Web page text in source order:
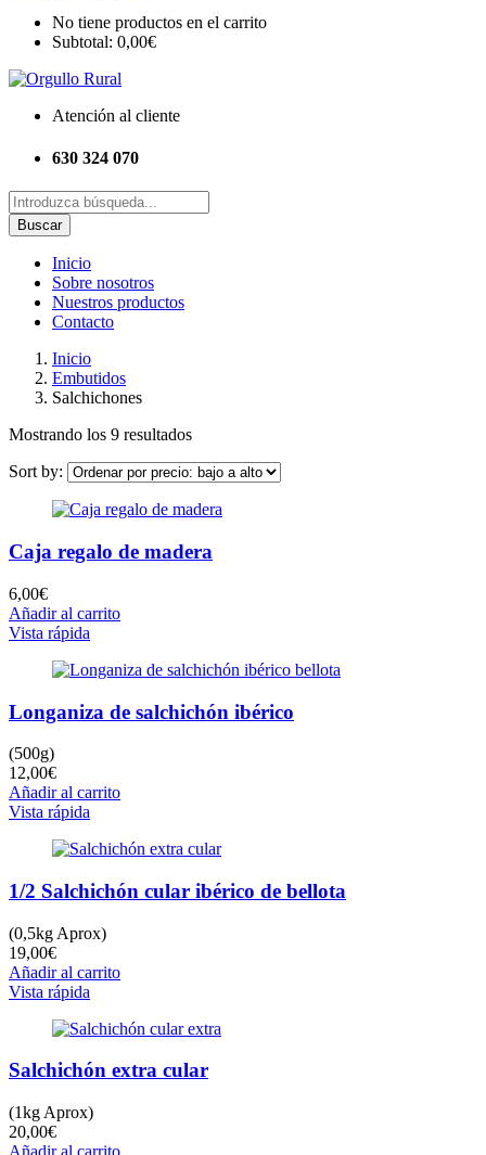
No tiene productos en el carrito
Subtotal: 0,00€
Atención al cliente
630 324 070
Buscar
Inicio
Sobre nosotros
Nuestros productos
Contacto
Inicio
Embutidos
Salchichones
Mostrando los 9 resultadosOrdenado
precio:
a
Sort by:
Caja regalo de madera
6,00€
Añadir al carrito
Vista rápida
Longaniza de salchichón ibérico
(500g)
12,00€
Añadir al carrito
Vista rápida
1/2 Salchichón cular ibérico de bellota
(0,5kg Aprox)
19,00€
Añadir al carrito
Vista rápida
Salchichón extra cular
(1kg Aprox)
20,00€
Añadir al carrito